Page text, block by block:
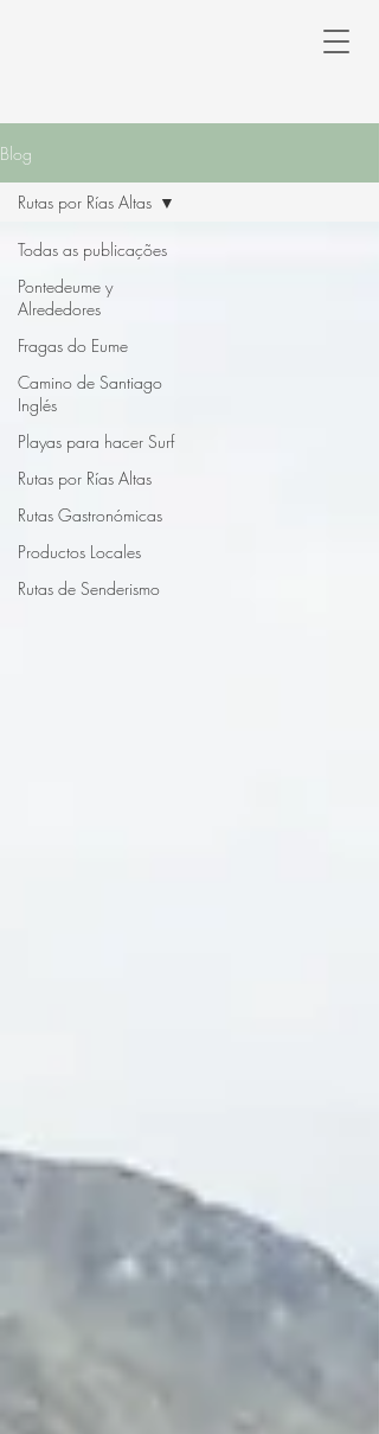
Blog
Todas as publicações
Pontedeume y
Alrededores
Fragas do Eume
Camino de Santiago
Inglés
Playas para hacer Surf
Rutas por Rías Altas
Rutas Gastronómicas
Productos Locales
Rutas de Senderismo
Rutas por Rías Altas